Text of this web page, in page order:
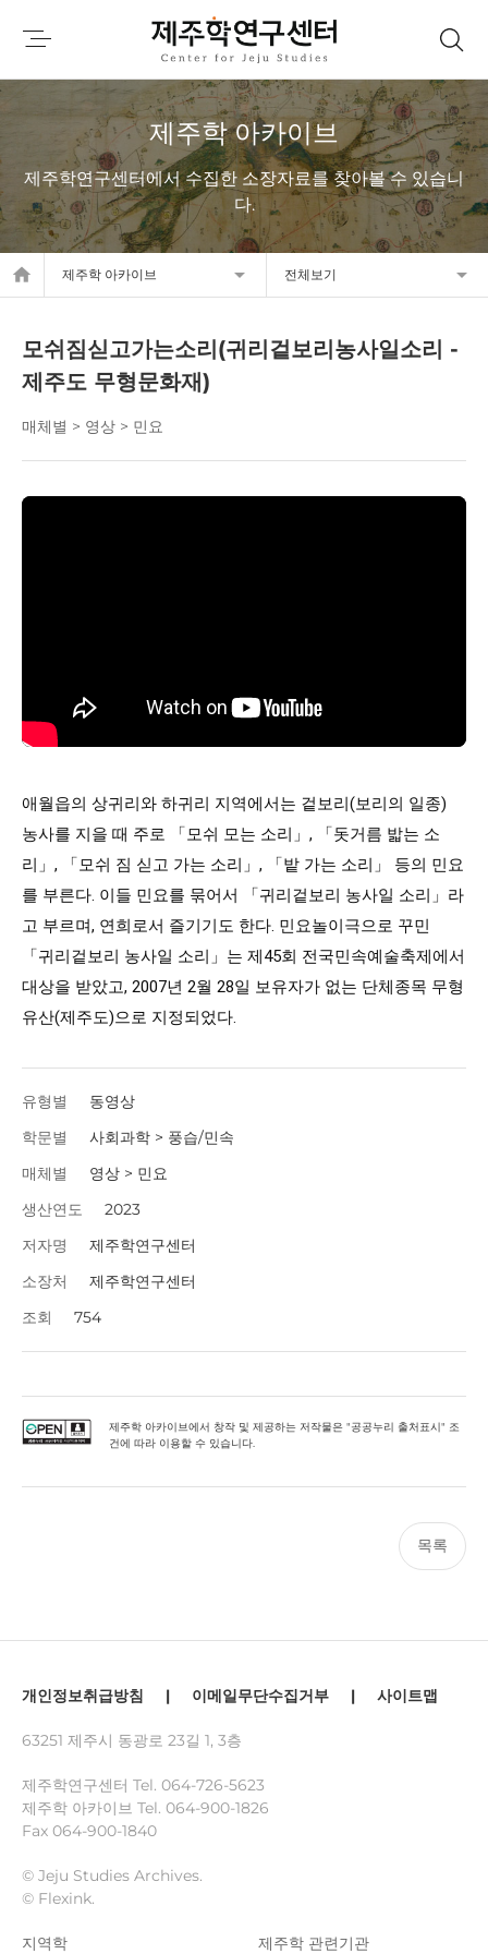
제주학 아카이브
제주학연구센터에서 수집한 소장자료를 찾아볼 수 있습니
다.
home 제주학 아카이브 전체보기
모쉬짐싣고가는소리(귀리겉보리농사일소리 -
제주도 무형문화재)
매체별 > 영상 > 민요
애월읍의 상귀리와 하귀리 지역에서는 겉보리(보리의 일종)
농사를 지을 때 주로 「모쉬 모는 소리」, 「돗거름 밟는 소
리」, 「모쉬 짐 싣고 가는 소리」, 「밭 가는 소리」 등의 민요
를 부른다. 이들 민요를 묶어서 「귀리겉보리 농사일 소리」라
고 부르며, 연희로서 즐기기도 한다. 민요놀이극으로 꾸민
「귀리겉보리 농사일 소리」는 제45회 전국민속예술축제에서
대상을 받았고, 2007년 2월 28일 보유자가 없는 단체종목 무형
유산(제주도)으로 지정되었다.
유형별
동영상
학문별
사회과학 > 풍습/민속
매체별
영상 > 민요
생산연도
2023
저자명
제주학연구센터
소장처
제주학연구센터
조회
754
제주학 아카이브에서 창작 및 제공하는 저작물은 "공공누리 출처표시" 조
건에 따라 이용할 수 있습니다.
목록
개인정보취급방침 | 이메일무단수집거부 | 사이트맵
63251 제주시 동광로 23길 1, 3층
제주학연구센터 Tel. 064-726-5623
제주학 아카이브 Tel. 064-900-1826
Fax 064-900-1840
© Jeju Studies Archives.
© Flexink.
지역학 제주학 관련기관